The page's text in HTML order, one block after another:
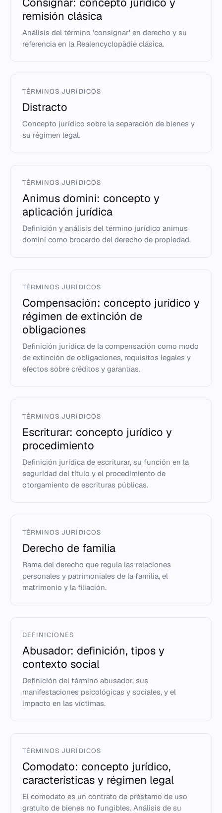
remisión clásica
Análisis del término 'consignar' en derecho y su
referencia en la Realencyclopädie clásica.
TÉRMINOS JURÍDICOS
Distracto
Concepto jurídico sobre la separación de bienes y
su régimen legal.
TÉRMINOS JURÍDICOS
Animus domini: concepto y
aplicación jurídica
Definición y análisis del término jurídico animus
domini como brocardo del derecho de propiedad.
TÉRMINOS JURÍDICOS
Compensación: concepto jurídico y
régimen de extinción de
obligaciones
Definición jurídica de la compensación como modo
de extinción de obligaciones, requisitos legales y
efectos sobre créditos y garantías.
TÉRMINOS JURÍDICOS
Escriturar: concepto jurídico y
procedimiento
Definición jurídica de escriturar, su función en la
seguridad del título y el procedimiento de
otorgamiento de escrituras públicas.
TÉRMINOS JURÍDICOS
Derecho de familia
Rama del derecho que regula las relaciones
personales y patrimoniales de la familia, el
matrimonio y la filiación.
DEFINICIONES
Abusador: definición, tipos y
contexto social
Definición del término abusador, sus
manifestaciones psicológicas y sociales, y el
impacto en las víctimas.
TÉRMINOS JURÍDICOS
Comodato: concepto jurídico,
características y régimen legal
El comodato es un contrato de préstamo de uso
gratuito de bienes no fungibles. Análisis de su